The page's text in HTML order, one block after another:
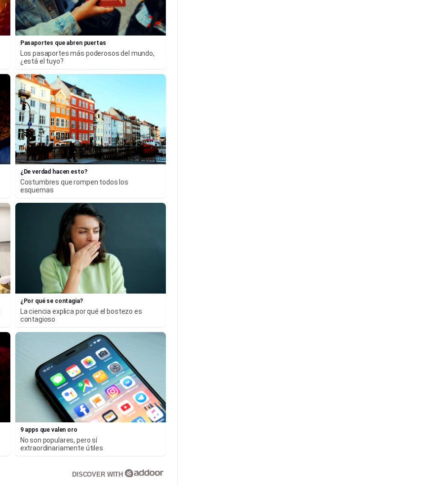
Pasaportes que abren puertas
Los pasaportes más poderosos del mundo,
¿está el tuyo?
¿De verdad hacen esto?
Costumbres que rompen todos los
esquemas
¿Por qué se contagia?
La ciencia explica por qué el bostezo es
contagioso
9 apps que valen oro
No son populares, pero sí
extraordinariamente útiles
DISCOVER WITH